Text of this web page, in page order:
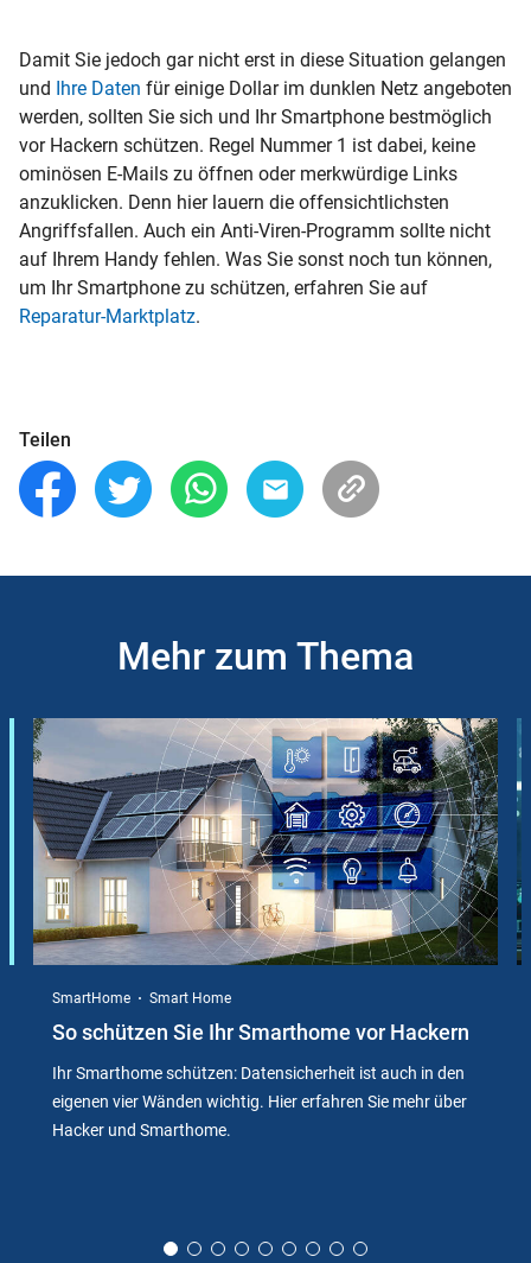
Damit Sie jedoch gar nicht erst in diese Situation gelangen
und Ihre Daten für einige Dollar im dunklen Netz angeboten
werden, sollten Sie sich und Ihr Smartphone bestmöglich
vor Hackern schützen. Regel Nummer 1 ist dabei, keine
ominösen E-Mails zu öffnen oder merkwürdige Links
anzuklicken. Denn hier lauern die offensichtlichsten
Angriffsfallen. Auch ein Anti-Viren-Programm sollte nicht
auf Ihrem Handy fehlen. Was Sie sonst noch tun können,
um Ihr Smartphone zu schützen, erfahren Sie auf
Reparatur-Marktplatz.
Teilen
Mehr zum Thema
Instructions
SmartHome Smart Home
So schützen Sie Ihr Smarthome vor Hackern
Ihr Smarthome schützen: Datensicherheit ist auch in den
eigenen vier Wänden wichtig. Hier erfahren Sie mehr über
Hacker und Smarthome.